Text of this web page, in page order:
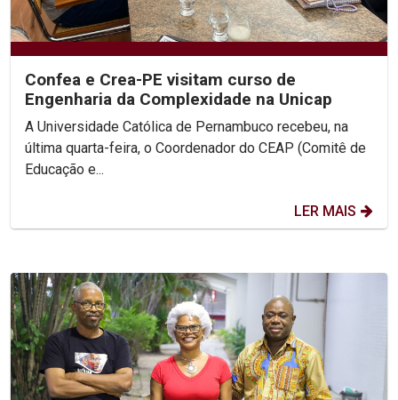
Confea e Crea-PE visitam curso de
Engenharia da Complexidade na Unicap
A Universidade Católica de Pernambuco recebeu, na
última quarta-feira, o Coordenador do CEAP (Comitê de
Educação e...
LER MAIS